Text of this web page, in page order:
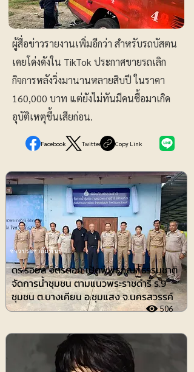
ผู้สื่อข่าวรายงานเพิ่มอีกว่า สำหรับรถบัสตน
เคยโด่งดังใน TikTok ประกาศขายรถเลิก
กิจการหลังวิ่งมานานหลายสิบปี ในราคา
160,000 บาท แต่ยังไม่ทันมีคนซื้อมาเกิด
อุบัติเหตุขึ้นเสียก่อน.
Facebook Twitter Copy Link
ดร.รอยล จิตรดอน เปิดพิพิธภัณฑ์ธรรมชาติ
จัดการน้ำชุมชน ตามแนวพระราชดำริ ร.9
ชุมชน ต.บางเคียน อ.ชุมแสง จ.นครสวรรค์
506
ข่าวประชาสัมพันธ์